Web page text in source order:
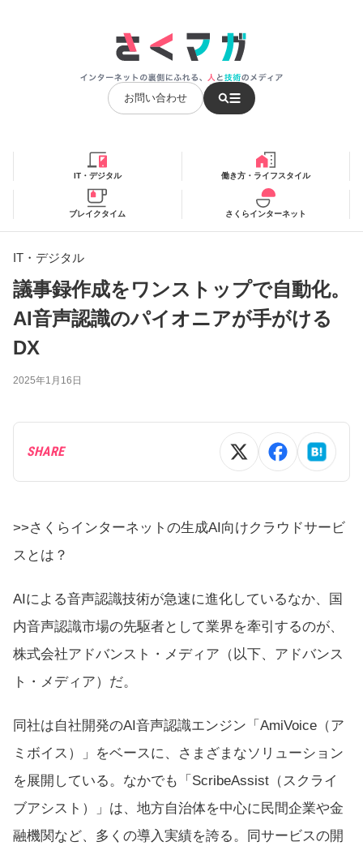
お問い合わせ
IT・デジタル 働き方・ライフスタイル
ブレイクタイム さくらインターネット
IT・デジタル
議事録作成をワンストップで自動化。
AI音声認識のパイオニアが手がける
DX
2025年1月16日
SHARE
>>さくらインターネットの生成AI向けクラウドサービ
スとは？
AIによる音声認識技術が急速に進化しているなか、国
内音声認識市場の先駆者として業界を牽引するのが、
株式会社アドバンスト・メディア（以下、アドバンス
ト・メディア）だ。
同社は自社開発のAI音声認識エンジン「AmiVoice（ア
ミボイス）」をベースに、さまざまなソリューション
を展開している。なかでも「ScribeAssist（スクライ
ブアシスト）」は、地方自治体を中心に民間企業や金
融機関など、多くの導入実績を誇る。同サービスの開